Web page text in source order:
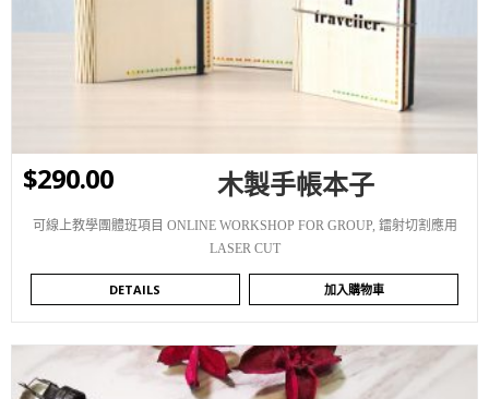
$290.00 木製手帳本子
可線上教學團體班項目 ONLINE WORKSHOP FOR GROUP, 鐳射切割應用
LASER CUT
DETAILS 加入購物車